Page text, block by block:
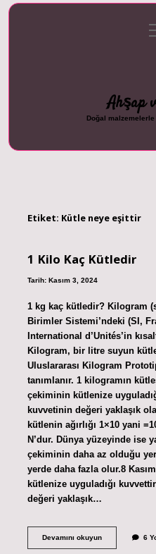
Gizlilik
Ahşap
Doğal
Etiket: Kütle neye eşittir
1 Kilo Kaç Kütledir
Tarih: Kasım 3, 2024
1 kg kaç kütledir? Kilogram
Birimler Sistemi’ndeki (SI,
International d’Unités’in
Kilogram, bir litre suyun
Uluslararası Kilogram
tanımlanır. 1 kilogramın
çekiminin kütlenize
kuvvetinin değeri yaklaşık
kütlenin ağırlığı 1×10 yani
N’dur. Dünya yüzeyinde ise
çekiminin daha az olduğu
yerde daha fazla olur.8
kütlenize uyguladığı
değeri yaklaşık…
Devamını okuyun1
6